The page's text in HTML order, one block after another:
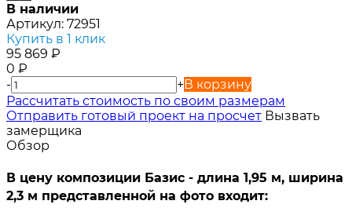
В наличии
Артикул: 72951
Купить в 1 клик
95 869 ₽
0 ₽
-
+В корзину
Расcчитать стоимость по своим размерам
Отправить готовый проект на просчет Вызвать
замерщика
Обзор
В цену композиции Базис - длина 1,95 м, ширина
2,3 м представленной на фото входит: